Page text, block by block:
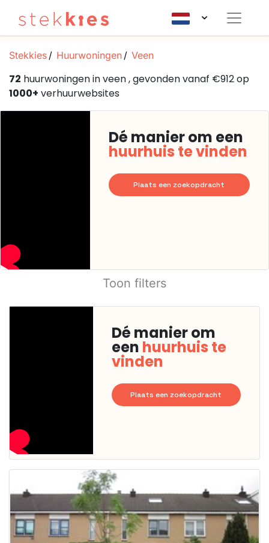
Stekkies Huurwoningen Veen
72 huurwoningen in veen , gevonden vanaf €912 op
1000+ verhuurwebsites
Dé manier om een
huurhuis te vinden
Plaats een zoekopdracht
Toon filters
Dé manier om
een huurhuis te
vinden
Plaats een zoekopdracht
Deze woning
is
waarschijnlijk
al verhuurd
Om kans te
maken moet je
binnen 15